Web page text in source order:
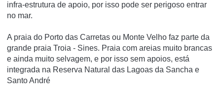
infra-estrutura de apoio, por isso pode ser perigoso entrar
no mar.
A praia do Porto das Carretas ou Monte Velho faz parte da
grande praia Troia - Sines. Praia com areias muito brancas
e ainda muito selvagem, e por isso sem apoios, está
integrada na Reserva Natural das Lagoas da Sancha e
Santo André